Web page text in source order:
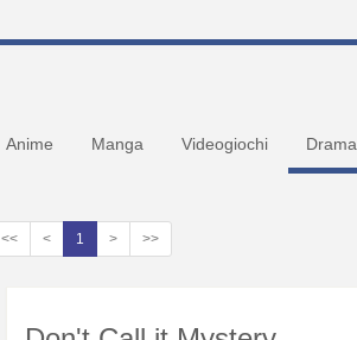
Anime Manga Videogiochi Drama
<< < 1 > >>